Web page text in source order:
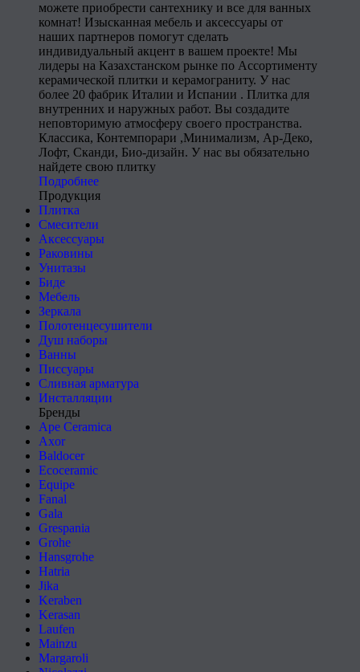
можете приобрести сантехнику и все для ванных
комнат! Изысканная мебель и аксессуары от
наших партнеров помогут сделать
индивидуальный акцент в вашем проекте! Мы
лидеры на Казахстанском рынке по Ассортименту
керамической плитки и керамограниту. У нас
более 20 фабрик Италии и Испании . Плитка для
внутренних и наружных работ. Вы создадите
неповторимую атмосферу своего пространства.
Классика, Контемпорари ,Минимализм, Ар-Деко,
Лофт, Сканди, Био-дизайн. У нас вы обязательно
найдете свою плитку
Подробнее
Продукция
Плитка
Смесители
Аксессуары
Раковины
Унитазы
Биде
Мебель
Зеркала
Полотенцесушители
Душ наборы
Ванны
Писсуары
Сливная арматура
Инсталляции
Бренды
Ape Ceramica
Axor
Baldocer
Ecoceramic
Equipe
Fanal
Gala
Grespania
Grohe
Hansgrohe
Hatria
Jika
Keraben
Kerasan
Laufen
Mainzu
Margaroli